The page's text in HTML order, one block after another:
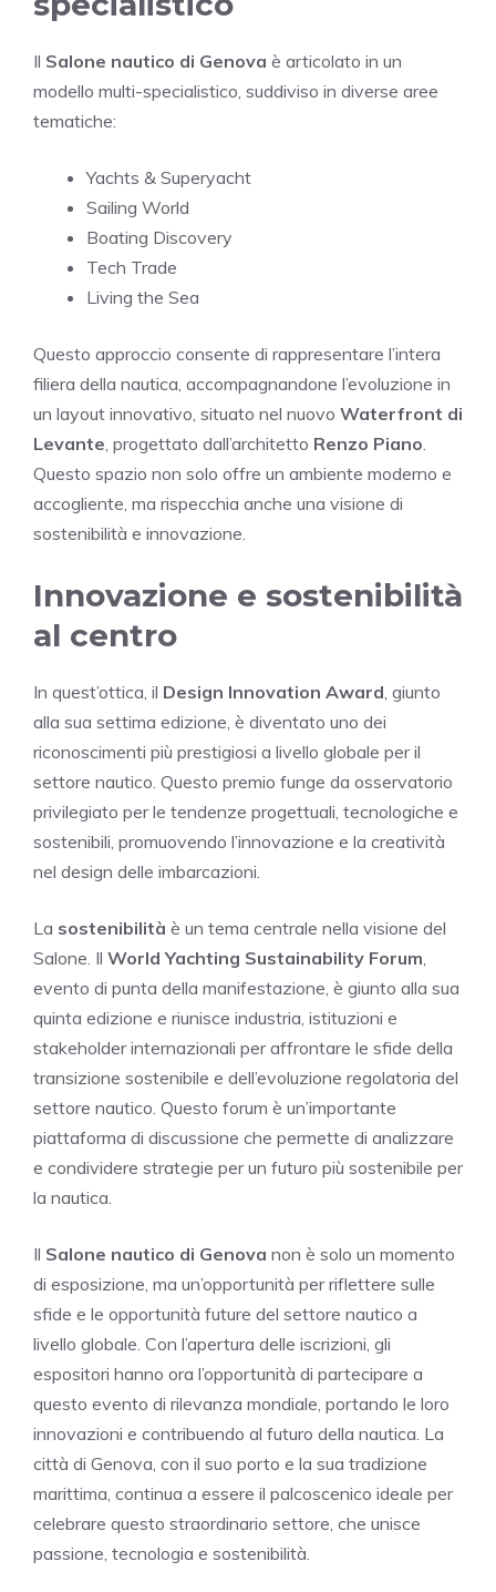
Il Salone nautico di Genova è articolato in un
modello multi-specialistico, suddiviso in diverse aree
tematiche:
Yachts & Superyacht
Sailing World
Boating Discovery
Tech Trade
Living the Sea
Questo approccio consente di rappresentare l’intera
filiera della nautica, accompagnandone l’evoluzione in
un layout innovativo, situato nel nuovo Waterfront di
Levante , progettato dall’architetto Renzo Piano
Questo spazio non solo offre un ambiente moderno e
accogliente, ma rispecchia anche una visione di
sostenibilità e innovazione.
Innovazione e sostenibilità
al centro
In quest’ottica, il Design Innovation Award , giunto
alla sua settima edizione, è diventato uno dei
riconoscimenti più prestigiosi a livello globale per il
settore nautico. Questo premio funge da osservatorio
privilegiato per le tendenze progettuali, tecnologiche e
sostenibili, promuovendo l’innovazione e la creatività
nel design delle imbarcazioni.
La sostenibilità è un tema centrale nella visione del
Salone. Il World Yachting Sustainability Forum
evento di punta della manifestazione, è giunto alla sua
quinta edizione e riunisce industria, istituzioni e
stakeholder internazionali per affrontare le sfide della
transizione sostenibile e dell’evoluzione regolatoria del
settore nautico. Questo forum è un’importante
piattaforma di discussione che permette di analizzare
e condividere strategie per un futuro più sostenibile per
la nautica.
Il Salone nautico di Genova non è solo un momento
di esposizione, ma un’opportunità per riflettere sulle
sfide e le opportunità future del settore nautico a
livello globale. Con l’apertura delle iscrizioni, gli
espositori hanno ora l’opportunità di partecipare a
questo evento di rilevanza mondiale, portando le loro
innovazioni e contribuendo al futuro della nautica. La
città di Genova, con il suo porto e la sua tradizione
marittima, continua a essere il palcoscenico ideale per
celebrare questo straordinario settore, che unisce
passione, tecnologia e sostenibilità.